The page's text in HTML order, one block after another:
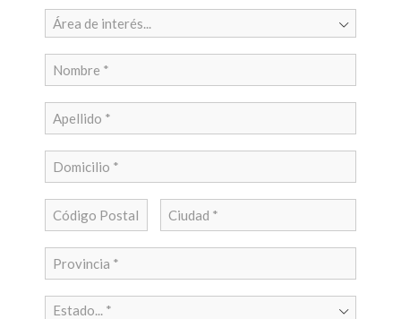
Área de interés...
Estado... *